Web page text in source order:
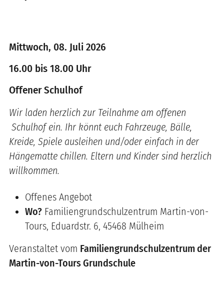
Mittwoch, 08. Juli 2026
16.00 bis 18.00 Uhr
Offener Schulhof
Wir laden herzlich zur Teilnahme am offenen
Schulhof ein. Ihr könnt euch Fahrzeuge, Bälle,
Kreide, Spiele ausleihen und/oder einfach in der
Hängematte chillen. Eltern und Kinder sind herzlich
willkommen.
Offenes Angebot
Wo? Familiengrundschulzentrum Martin-von-
Tours, Eduardstr. 6, 45468 Mülheim
Veranstaltet vom Familiengrundschulzentrum der
Martin-von-Tours Grundschule